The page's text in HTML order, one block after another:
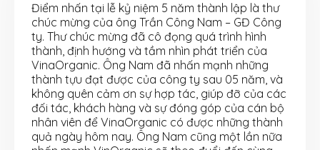
Điểm nhấn tại lễ kỷ niệm 5 năm thành lập là thư
chúc mừng của ông Trần Công Nam – GĐ Công
ty. Thư chúc mừng đã cô đọng quá trình hình
thành, định hướng và tầm nhìn phát triển của
VinaOrganic. Ông Nam đã nhấn mạnh những
thành tựu đạt được của công ty sau 05 năm, và
không quên cảm ơn sự hợp tác, giúp đỡ của các
đối tác, khách hàng và sự đóng góp của cán bộ
nhân viên để VinaOrganic có được những thành
quả ngày hôm nay. Ông Nam cũng một lần nữa